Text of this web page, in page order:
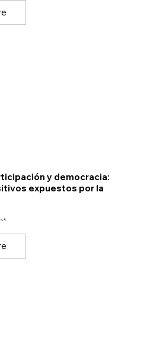
y democracia:
expuestos por la
A.